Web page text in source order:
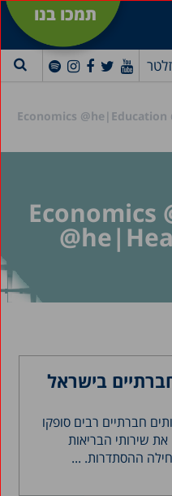
תמכו בנו
Economics
Economics
בישראל
חברתיים רבים סופקו
שירותי הבריאות
ההסתדרות. ...